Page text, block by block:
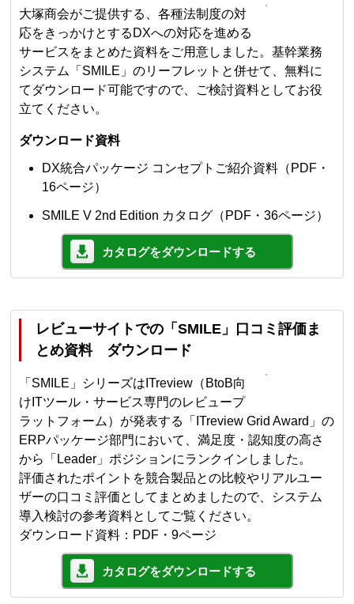
大塚商会がご提供する、各種法制度の対
応をきっかけとするDXへの対応を進める
サービスをまとめた資料をご用意しました。基幹業務
システム「SMILE」のリーフレットと併せて、無料に
てダウンロード可能ですので、ご検討資料としてお役
立てください。
ダウンロード資料
DX統合パッケージ コンセプトご紹介資料（PDF・
16ページ）
SMILE V 2nd Edition カタログ（PDF・36ページ）
カタログをダウンロードする
レビューサイトでの「SMILE」口コミ評価ま
とめ資料 ダウンロード
「SMILE」シリーズはITreview（BtoB向
けITツール・サービス専門のレビュープ
ラットフォーム）が発表する「ITreview Grid Award」の
ERPパッケージ部門において、満足度・認知度の高さ
から「Leader」ポジションにランクインしました。
評価されたポイントを競合製品との比較やリアルユー
ザーの口コミ評価としてまとめましたので、システム
導入検討の参考資料としてご覧ください。
ダウンロード資料：PDF・9ページ
カタログをダウンロードする